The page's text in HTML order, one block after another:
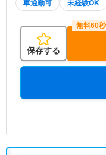
車通勤可 未経験OK
保存する